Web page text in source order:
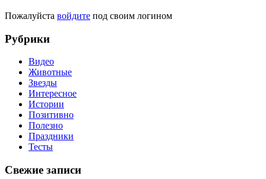
Пожалуйста войдите под своим логином
Рубрики
Видео
Животные
Звезды
Интересное
Истории
Позитивно
Полезно
Праздники
Тесты
Свежие записи